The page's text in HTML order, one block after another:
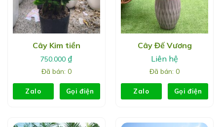
Cây Kim tiền
750.000 ₫
Đã bán: 0
Zalo Gọi điện
Cây Đế Vương
Liên hệ
Đã bán: 0
Zalo Gọi điện